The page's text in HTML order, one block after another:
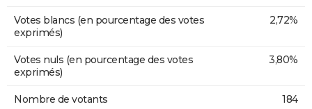
Votes blancs (en pourcentage des votes
exprimés)
2,72%
Votes nuls (en pourcentage des votes
exprimés)
3,80%
Nombre de votants 184